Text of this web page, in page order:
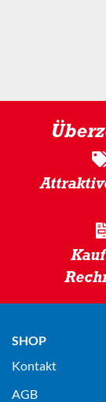
SHOP
Kontakt
AGB